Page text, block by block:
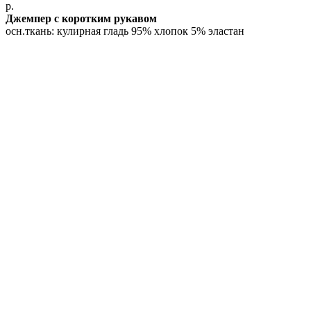
р.
Джемпер с коротким рукавом
осн.ткань: кулирная гладь 95% хлопок 5% эластан